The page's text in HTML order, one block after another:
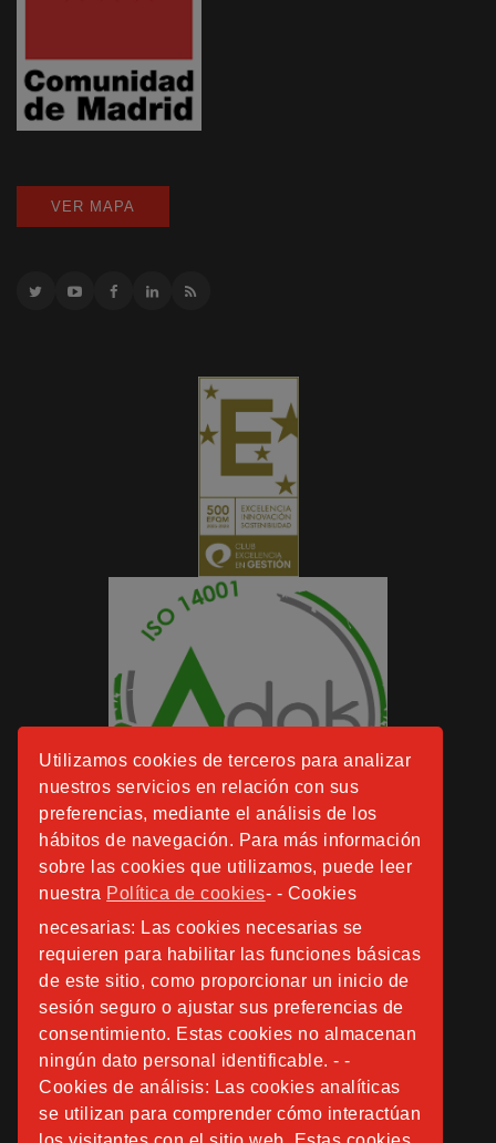
Utilizamos cookies de terceros para analizar
nuestros servicios en relación con sus
preferencias, mediante el análisis de los
hábitos de navegación. Para más información
sobre las cookies que utilizamos, puede leer
nuestra Política de cookies- - Cookies
necesarias: Las cookies necesarias se
requieren para habilitar las funciones básicas
de este sitio, como proporcionar un inicio de
sesión seguro o ajustar sus preferencias de
consentimiento. Estas cookies no almacenan
ningún dato personal identificable. - -
Cookies de análisis: Las cookies analíticas
se utilizan para comprender cómo interactúan
VER MAPA